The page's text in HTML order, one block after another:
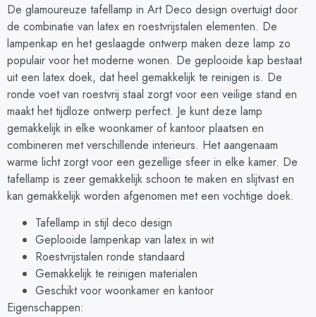
De glamoureuze tafellamp in Art Deco design overtuigt door
de combinatie van latex en roestvrijstalen elementen. De
lampenkap en het geslaagde ontwerp maken deze lamp zo
populair voor het moderne wonen. De geplooide kap bestaat
uit een latex doek, dat heel gemakkelijk te reinigen is. De
ronde voet van roestvrij staal zorgt voor een veilige stand en
maakt het tijdloze ontwerp perfect. Je kunt deze lamp
gemakkelijk in elke woonkamer of kantoor plaatsen en
combineren met verschillende interieurs. Het aangenaam
warme licht zorgt voor een gezellige sfeer in elke kamer. De
tafellamp is zeer gemakkelijk schoon te maken en slijtvast en
kan gemakkelijk worden afgenomen met een vochtige doek.
Tafellamp in stijl deco design
Geplooide lampenkap van latex in wit
Roestvrijstalen ronde standaard
Gemakkelijk te reinigen materialen
Geschikt voor woonkamer en kantoor
Eigenschappen: